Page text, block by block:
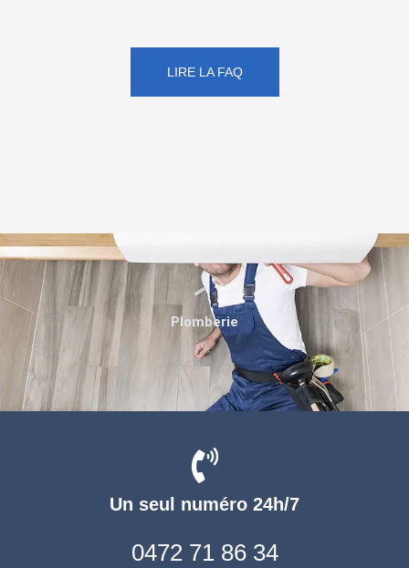
LIRE LA FAQ
Un seul numéro 24h/7
0472 71 86 34
Plomberie